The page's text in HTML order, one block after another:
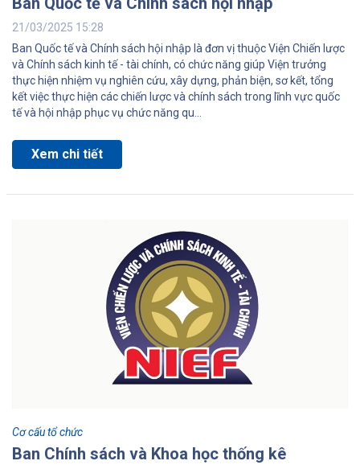
21/03/2025 15:28
Ban Quốc tế và Chính sách hội nhập là đơn vị thuộc Viện Chiến lược
và Chính sách kinh tế - tài chính, có chức năng giúp Viện trưởng
thực hiện nhiệm vụ nghiên cứu, xây dựng, phản biện, sơ kết, tổng
kết việc thực hiện các chiến lược và chính sách trong lĩnh vực quốc
tế và hội nhập phục vụ chức năng qu...
Xem chi tiết
Cơ cấu tổ chức
Ban Chính sách và Khoa học thống kê